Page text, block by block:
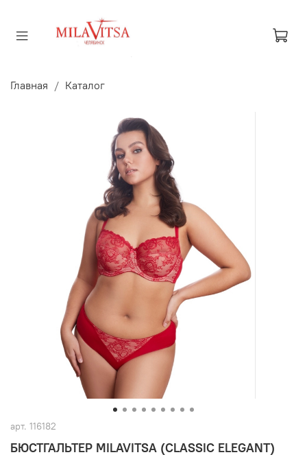
Главная Каталог
арт. 116182
БЮСТГАЛЬТЕР MILAVITSA (CLASSIC ELEGANT)